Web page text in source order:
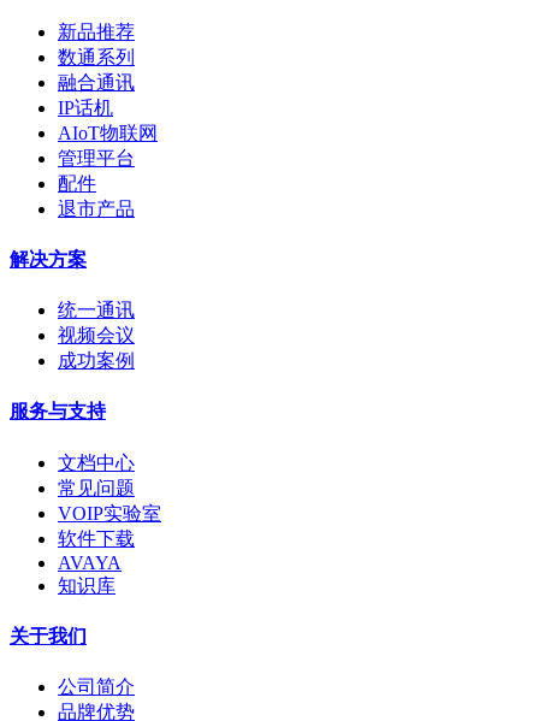
新品推荐
数通系列
融合通讯
IP话机
AIoT物联网
管理平台
配件
退市产品
解决方案
统一通讯
视频会议
成功案例
服务与支持
文档中心
常见问题
VOIP实验室
软件下载
AVAYA
知识库
关于我们
公司简介
品牌优势